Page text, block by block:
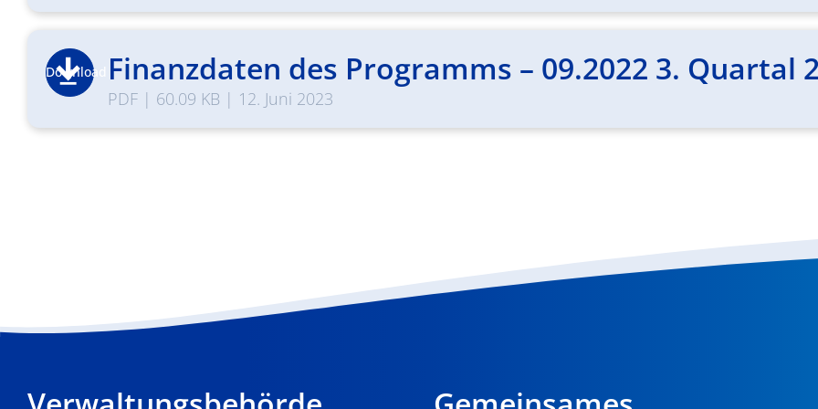
Download Finanzdaten des Programms – 09.2022 3. Quartal
PDF| 60.09 KB | 12. Juni 2023